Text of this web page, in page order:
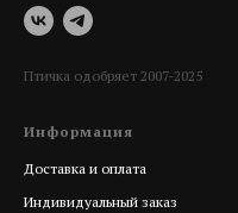
Птичка одобряет 2007-2025
Информация
Доставка и оплата
Индивидуальный заказ